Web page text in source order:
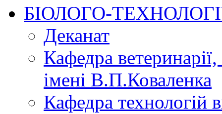
БІОЛОГО-
Деканат
Кафедра
імені В.П.Коваленка
Кафедра технологій